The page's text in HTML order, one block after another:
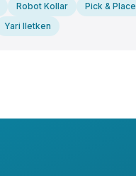
Robot Kollar Pick & Place
Yari Iletken